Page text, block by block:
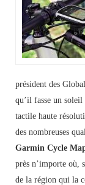
président des
qu’il fasse un soleil
tactile haute
des nombreuses
Garmin Cycle
près n’importe où,
de la région qui la